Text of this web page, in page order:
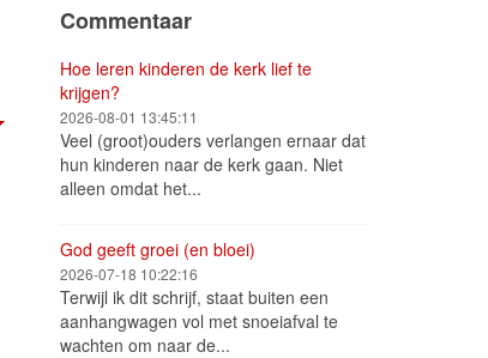
Commentaar
Hoe leren kinderen de kerk lief te
krijgen?
2026-08-01 13:45:11
Veel (groot)ouders verlangen ernaar dat
hun kinderen naar de kerk gaan. Niet
alleen omdat het...
God geeft groei (en bloei)
2026-07-18 10:22:16
Terwijl ik dit schrijf, staat buiten een
aanhangwagen vol met snoeiafval te
wachten om naar de...